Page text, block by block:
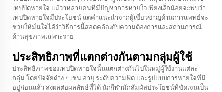
เทปปิดหายใจ แม้ว่าหลายคนที่มีปัญหาการหายใจเพียงเล็กน้อยจะพบว่า
เทปปิดหายใจมีประโยชน์ แต่คำแนะนำจากผู้เชี่ยวชาญด้านการแพทย์จะ
ช่วยให้มั่นใจได้ว่าวิธีการนี้สอดคล้องกับความต้องการและสถานการณ์
ด้านสุขภาพเฉพาะราย
ประสิทธิภาพที่แตกต่างกันตามกลุ่มผู้ใช้
ประสิทธิภาพของเทปปิดหายใจนั้นแตกต่างกันไปในหมู่ผู้ใช้งานแต่ละ
กลุ่ม โดยปัจจัยต่าง ๆ เช่น อายุ ระดับความฟิต และรูปแบบการหายใจที่มี
อยู่ก่อนแล้ว ส่งผลต่อผลลัพธ์ที่ได้ นักกีฬามักสัมผัสประโยชน์ที่ชัดเจนเป็น